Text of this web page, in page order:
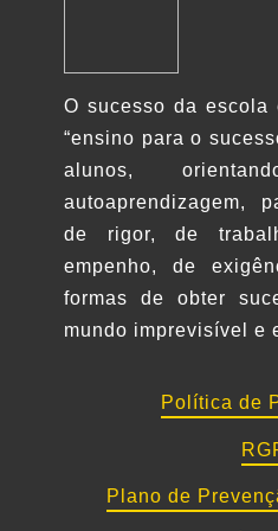
Multimédia
Comprometido
promoção de
Secundária Quinta
poderá crescer
caminhando na
seus Parceiros. A
fundamentais para
adequado às
da comunidade. A
Política de
Plano de
O sucesso da escola
“ensino para o
alunos,
autoaprendizagem,
de rigor, de
empenho, de
formas de obter
mundo imprevisível e